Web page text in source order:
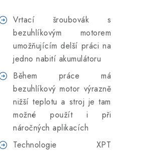
Vrtací šroubovák s
bezuhlíkovým motorem
umožňujícím delší práci na
jedno nabití akumulátoru
Během práce má
bezuhlíkový motor výrazně
nižší teplotu a stroj je tam
možné použít i při
náročných aplikacích
Technologie XPT